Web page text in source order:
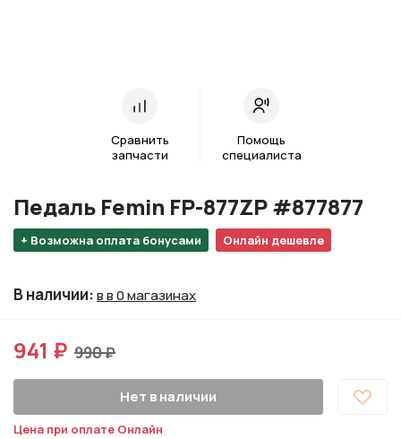
Сравнить
запчасти
Помощь
специалиста
+ Возможна оплата бонусами Онлайн дешевле
Педаль Femin FP-877ZP #877877
В наличии:в в 0 магазинах
941 ₽ 990 ₽
Нет в наличии
Цена при оплате Онлайн